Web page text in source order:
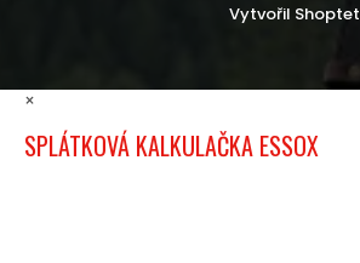
Vytvořil Shoptet
×
SPLÁTKOVÁ KALKULAČKA ESSOX